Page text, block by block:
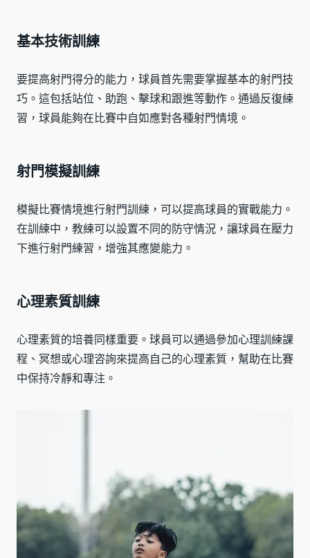
基本技術訓練
要提高射門得分的能力，球員首先需要掌握基本的射門技
巧。這包括站位、助跑、擊球和跟進等動作。通過反復練
習，球員能夠在比賽中自如應對各種射門情境。
射門模擬訓練
模擬比賽情境進行射門訓練，可以提高球員的實戰能力。
在訓練中，教練可以設置不同的防守情況，讓球員在壓力
下進行射門練習，增強其應變能力。
心理素質訓練
心理素質的培養同樣重要。球員可以通過參加心理訓練課
程、冥想或心理咨詢來提高自己的心理素質，幫助在比賽
中保持冷靜和專注。